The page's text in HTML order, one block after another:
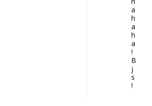
a
h
a
h
a
!
B
j
s
!